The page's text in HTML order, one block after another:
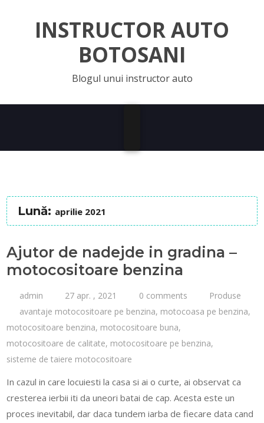
INSTRUCTOR AUTO
BOTOSANI
Blogul unui instructor auto
Lună: aprilie 2021
Ajutor de nadejde in gradina –
motocositoare benzina
admin 27 apr. , 2021 0 comments
Produse
avantaje motocositoare pe benzina, motocoasa pe benzina,
motocositoare benzina, motocositoare buna,
motocositoare de calitate, motocositoare pe benzina,
sisteme de taiere motocositoare
In cazul in care locuiesti la casa si ai o curte, ai observat ca
cresterea ierbii iti da uneori batai de cap. Acesta este un
proces inevitabil, dar daca tundem iarba de fiecare data cand